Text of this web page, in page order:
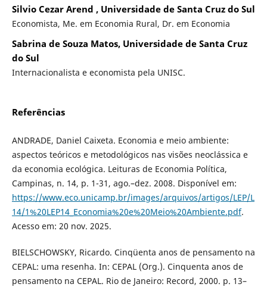
Silvio Cezar Arend , Universidade de Santa Cruz do Sul
Economista, Me. em Economia Rural, Dr. em Economia
Sabrina de Souza Matos, Universidade de Santa Cruz
do Sul
Internacionalista e economista pela UNISC.
Referências
ANDRADE, Daniel Caixeta. Economia e meio ambiente:
aspectos teóricos e metodológicos nas visões neoclássica e
da economia ecológica. Leituras de Economia Política,
Campinas, n. 14, p. 1-31, ago.–dez. 2008. Disponível em:
https://www.eco.unicamp.br/images/arquivos/artigos/LEP/L
14/1%20LEP14_Economia%20e%20Meio%20Ambiente.pdf.
Acesso em: 20 nov. 2025.
BIELSCHOWSKY, Ricardo. Cinqüenta anos de pensamento na
CEPAL: uma resenha. In: CEPAL (Org.). Cinquenta anos de
pensamento na CEPAL. Rio de Janeiro: Record, 2000. p. 13–